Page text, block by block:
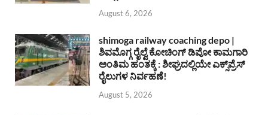
August 6, 2026
shimoga railway coaching depo |
ಶಿವಮೊಗ್ಗ ರೈಲ್ವೆ ಕೋಚಿಂಗ್ ಡಿಪೋ ಕಾಮಗಾರಿ
ಅಂತಿಮ ಹಂತಕ್ಕೆ : ಶೀಘ್ರದಲ್ಲಿಯೇ ಎಕ್ಸ್‌ಪ್ರೆಸ್
ರೈಲುಗಳ ನಿರ್ವಹಣೆ!
August 5, 2026